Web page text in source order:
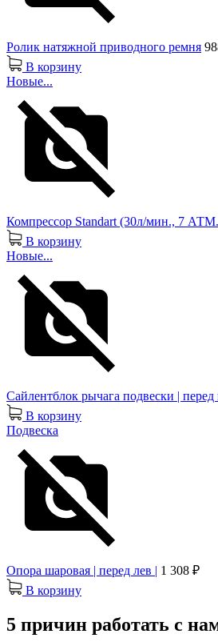
Ролик натяжной приводного ремня
В корзину
Новые...
Компрессор Standart (30л/мин., 7
В корзину
Новые...
Сайлентблок рычага подвески | перед
В корзину
Подвеска
Опора шаровая | перед лев | 1 308 ₽
В корзину
5 причин работать с